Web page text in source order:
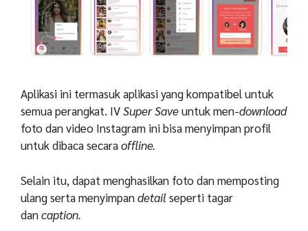
Aplikasi ini termasuk aplikasi yang kompatibel untuk
semua perangkat. IVSuper Saveuntuk men-download
foto dan video Instagram ini bisa menyimpan profil
untuk dibaca secaraoffline.
Selain itu, dapat menghasilkan foto dan memposting
ulang serta menyimpandetail seperti tagar
dancaption.